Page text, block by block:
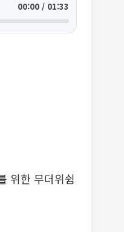
00:00 / 01:33
위한 무더위쉼